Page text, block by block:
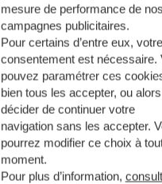
mesure de performance de nos
campagnes publicitaires.
Pour certains d’entre eux, votre
consentement est nécessaire.
pouvez paramétrer ces
bien tous les accepter, ou alors
décider de continuer votre
navigation sans les accepter.
pourrez modifier ce choix à
moment.
Pour plus d’information,